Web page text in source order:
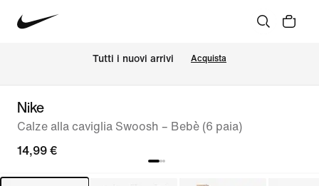
Tutti i nuovi arrivi Acquista
Nike
Calze alla caviglia Swoosh – Bebè (6 paia)
14,99 €